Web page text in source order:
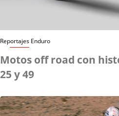
Reportajes Enduro
Motos off road con
25 y 49